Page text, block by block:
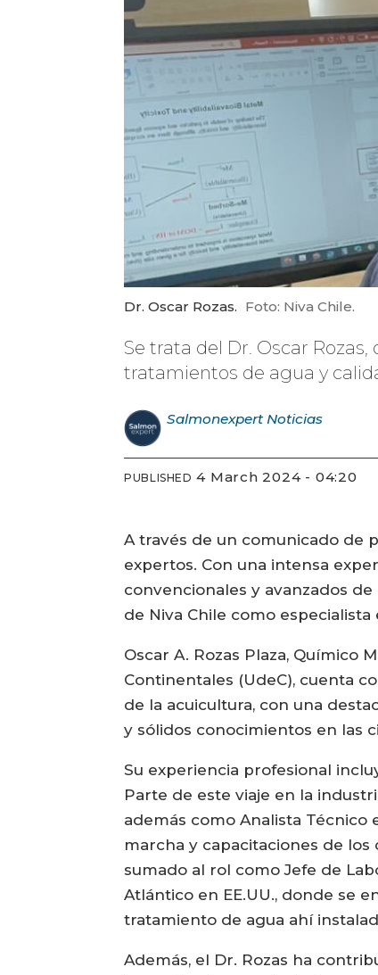
Dr. Oscar Rozas. Foto: Niva Chile.
Se trata del Dr. Oscar
tratamientos de agua y
Salmonexpert Noticias
PUBLISHED 4 March 2024 - 04:20
A través de un comunicado de
expertos. Con una intensa
convencionales y avanzados
de Niva Chile como
Oscar A. Rozas Plaza, Químico
Continentales (UdeC), cuenta
de la acuicultura, con una
y sólidos conocimientos en las
Su experiencia profesional
Parte de este viaje en la
además como Analista
marcha y capacitaciones de
sumado al rol como Jefe de
Atlántico en EE.UU., donde se
tratamiento de agua ahí
Además, el Dr. Rozas ha